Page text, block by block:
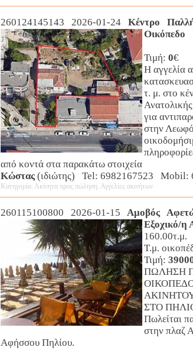
260124145143 2026-01-24
Κέντρο
Οικόπεδο
Τιμή: 0€
Η αγγελία
τ. μ. στο
Ανατολικής
για
στην
από κοντά στα παρακάτω στοιχεία
Κώστας(ιδιώτης) Tel: 6982167523 Mobil:
Κατηγορία: Ακίνητα προς πώληση. Αγγελίες ακινήτων
260115100800 2026-01-15
Αμοβός
Εξοχικό/η
160.00τ.μ.
Τ.μ.
Τιμή:
ΠΩΛΗΣΗ
ΣΤΟ
Πωλείται
στην πλαζ
Αφήσσου Πηλίου.